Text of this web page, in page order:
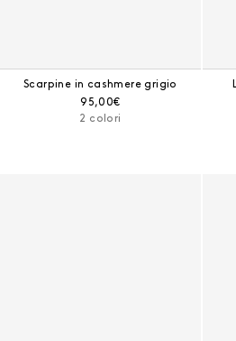
Scarpine in cashmere grigio
Prezzo corrente:
95,00€
2 colori